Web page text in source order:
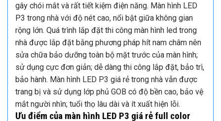
gây chói mắt và rất tiết kiệm điện năng. Màn hình LED
P3 trong nhà với độ nét cao, nổi bật giữa không gian
rộng lớn. Quá trình lắp đặt thi công màn hình led trong
nhà được lắp đặt bằng phương pháp hít nam châm nên
sửa chữa bảo dưỡng toàn bộ mặt trước của màn hình;
sử dụng cực đơn giản; dễ dàng thi công lắp đặt, bảo trì,
bảo hành. Màn hình LED P3 giá rẻ trong nhà vẫn được
trang bị và sử dụng lớp phủ GOB có độ bền cao, bảo vệ
mắt người nhìn; tuổi thọ lâu dài và ít xuất hiện lỗi.
Ưu điểm của màn hình LED P3 giá rẻ full color